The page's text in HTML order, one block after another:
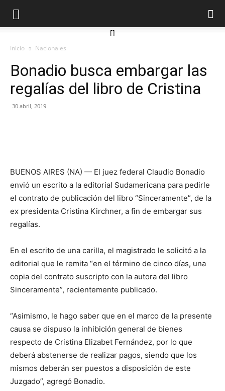
[]
Inicio Nacionales
Bonadio busca embargar las
regalías del libro de Cristina
30 abril, 2019
BUENOS AIRES (NA) — El juez federal Claudio Bonadio
envió un escrito a la editorial Sudamericana para pedirle
el contrato de publicación del libro “Sinceramente”, de la
ex presidenta Cristina Kirchner, a fin de embargar sus
regalías.
En el escrito de una carilla, el magistrado le solicitó a la
editorial que le remita “en el término de cinco días, una
copia del contrato suscripto con la autora del libro
Sinceramente”, recientemente publicado.
“Asimismo, le hago saber que en el marco de la presente
causa se dispuso la inhibición general de bienes
respecto de Cristina Elizabet Fernández, por lo que
deberá abstenerse de realizar pagos, siendo que los
mismos deberán ser puestos a disposición de este
Juzgado”, agregó Bonadio.